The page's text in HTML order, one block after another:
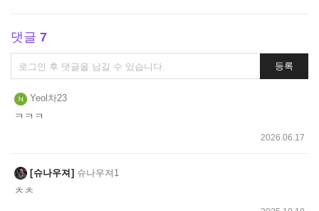
댓글 7
댓
글
쓰
기
등록
Yeol차23
ㅋㅋㅋ
2026.06.17
슈나우져 슈나우져1
ㅊㅊ